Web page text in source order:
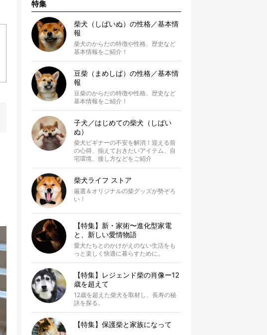
特集
柴犬（しばいぬ）の性格／基本情
報
柴犬のからだの特徴や性格、歴史など
基本情報をご紹介！
豆柴（まめしば）の性格／基本情
報
豆柴のからだの特徴や性格、歴史など
基本情報をご紹介！
子犬／はじめての柴犬（しばい
ぬ）
柴犬ビギナーの不安を解消！迎える前
の心得、揃えておきたいアイテム、自
宅環境、接し方などをご紹介
柴犬ライフ ストア
厳選＆オリジナルの柴グッズが勢ぞろ
い！
【特集】新・家術〜進化型家電
と、新しい愛情物語
愛犬たちとのかけがえのない生活をも
っと楽しく快適に暮らすために。
【特集】レジェンド柴の肖像ー12
歳を超えて
12歳を超えた柴犬を取材し、長寿の秘
訣を探る。
【特集】保護柴と家族になって